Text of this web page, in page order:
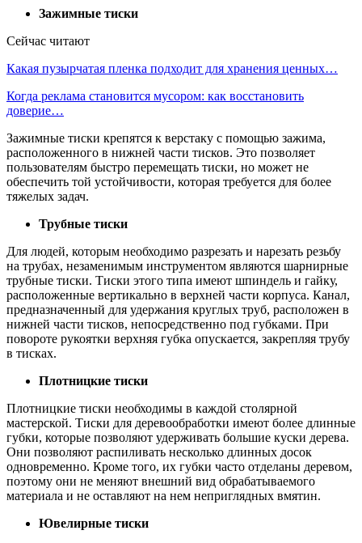
Зажимные тиски
Сейчас читают
Какая пузырчатая пленка подходит для хранения ценных…
Когда реклама становится мусором: как восстановить
доверие…
Зажимные тиски крепятся к верстаку с помощью зажима,
расположенного в нижней части тисков. Это позволяет
пользователям быстро перемещать тиски, но может не
обеспечить той устойчивости, которая требуется для более
тяжелых задач.
Трубные тиски
Для людей, которым необходимо разрезать и нарезать резьбу
на трубах, незаменимым инструментом являются шарнирные
трубные тиски. Тиски этого типа имеют шпиндель и гайку,
расположенные вертикально в верхней части корпуса. Канал,
предназначенный для удержания круглых труб, расположен в
нижней части тисков, непосредственно под губками. При
повороте рукоятки верхняя губка опускается, закрепляя трубу
в тисках.
Плотницкие тиски
Плотницкие тиски необходимы в каждой столярной
мастерской. Тиски для деревообработки имеют более длинные
губки, которые позволяют удерживать большие куски дерева.
Они позволяют распиливать несколько длинных досок
одновременно. Кроме того, их губки часто отделаны деревом,
поэтому они не меняют внешний вид обрабатываемого
материала и не оставляют на нем неприглядных вмятин.
Ювелирные тиски